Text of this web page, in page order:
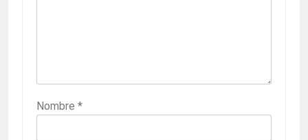
Nombre *